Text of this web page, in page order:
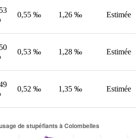
0,55 ‰ 1,26 ‰ Estimée
0,53 ‰ 1,28 ‰ Estimée
0,52 ‰ 1,35 ‰ Estimée